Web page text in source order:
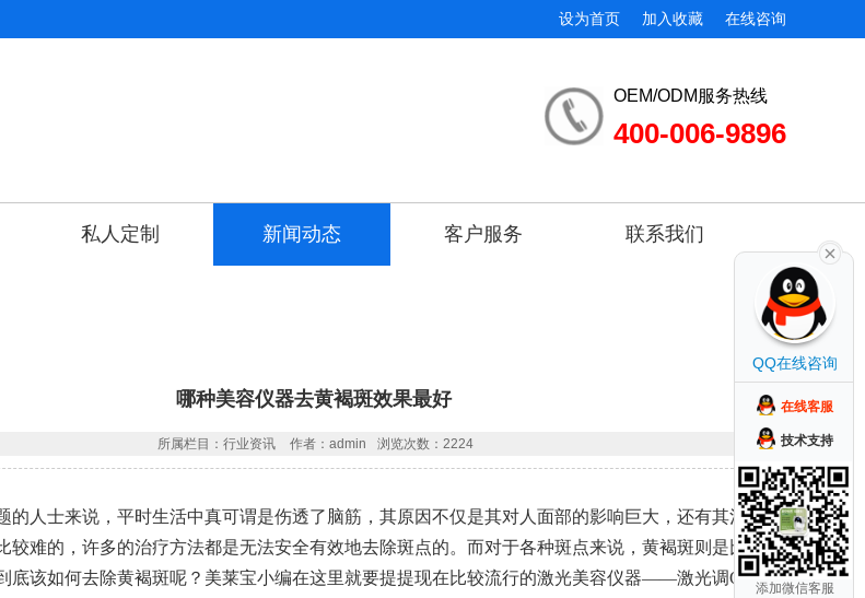
在线咨询
加入收藏
设为首页
OEM/ODM服务热线
400-006-9896
私人定制 新闻动态 客户服务 联系我们
哪种美容仪器去黄褐斑效果最好
所属栏目：行业资讯 作者：admin 浏览次数：2224
人士来说，平时生活中真可谓是伤透了脑筋，其原因不仅是其对人面部的影响巨大，还有其治疗
较难的，许多的治疗方法都是无法安全有效地去除斑点的。而对于各种斑点来说，黄褐斑则是比较
底该如何去除黄褐斑呢？美莱宝小编在这里就要提提现在比较流行的激光美容仪器——激光调Q祛
QQ在线咨询
在线客服
技术支持
添加微信客服